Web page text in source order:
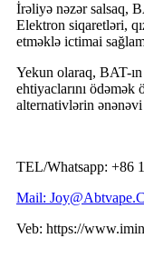
İrəliyə nəzər salsaq,
Elektron siqaretləri,
etməklə ictimai
Yekun olaraq, BAT-
ehtiyaclarını ödəmək
alternativlərin
TEL/Whatsapp: +86
Mail:
Veb: https://